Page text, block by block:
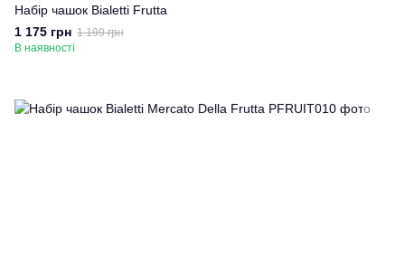
Набір чашок Bialetti Frutta
1 175 грн 1 199 грн
В наявності